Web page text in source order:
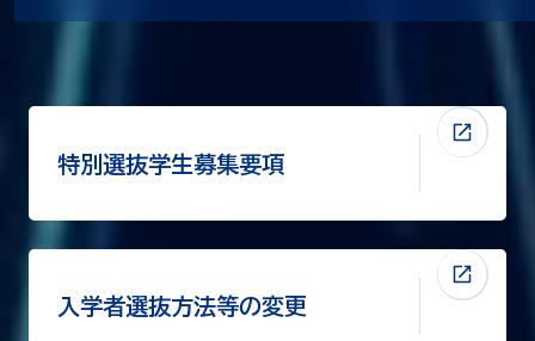
特別選抜学生募集要項
入学者選抜方法等の変更